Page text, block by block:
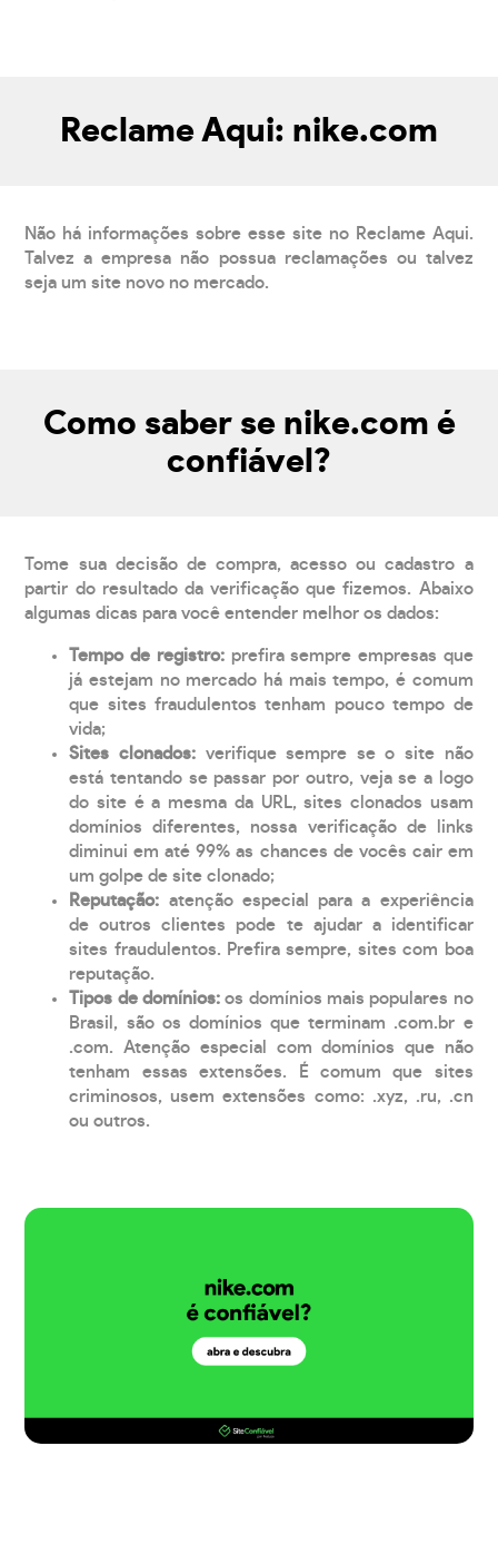
Reclame Aqui: nike.com
Não há informações sobre esse site no Reclame Aqui.
Talvez a empresa não possua reclamações ou talvez
seja um site novo no mercado.
Como saber se nike.com é
confiável?
Tome sua decisão de compra, acesso ou cadastro a
partir do resultado da verificação que fizemos. Abaixo
algumas dicas para você entender melhor os dados:
Tempo de registro: prefira sempre empresas que
já estejam no mercado há mais tempo, é comum
que sites fraudulentos tenham pouco tempo de
vida;
Sites clonados: verifique sempre se o site não
está tentando se passar por outro, veja se a logo
do site é a mesma da URL, sites clonados usam
domínios diferentes, nossa verificação de links
diminui em até 99% as chances de vocês cair em
um golpe de site clonado;
Reputação: atenção especial para a experiência
de outros clientes pode te ajudar a identificar
sites fraudulentos. Prefira sempre, sites com boa
reputação.
Tipos de domínios:os domínios mais populares no
Brasil, são os domínios que terminam .com.br e
.com. Atenção especial com domínios que não
tenham essas extensões. É comum que sites
criminosos, usem extensões como: .xyz, .ru, .cn
ou outros.